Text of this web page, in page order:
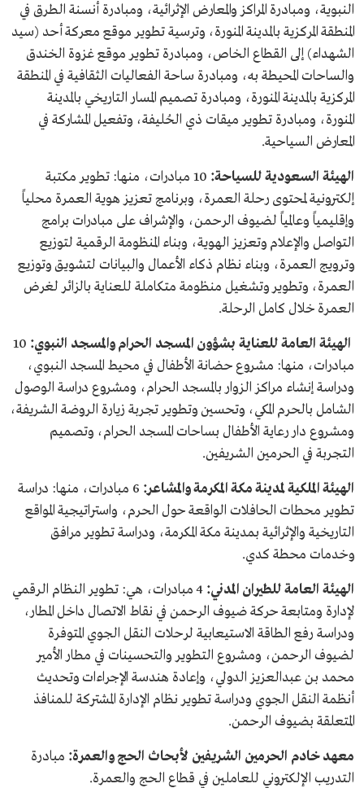
النبوية، ومبادرة المراكز والمعارض الإثرائية، ومبادرة أنسنة الطرق في
المنطقة المركزية بالمدينة المنورة، وترسية تطوير موقع معركة أحد (سيد
الشهداء) إلى القطاع الخاص، ومبادرة تطوير موقع غزوة الخندق
والساحات المحيطة به، ومبادرة ساحة الفعاليات الثقافية في المنطقة
المركزية بالمدينة المنورة، ومبادرة تصميم المسار التاريخي بالمدينة
المنورة، ومبادرة تطوير ميقات ذي الحُليفة، وتفعيل المشاركة في
المعارض السياحية.
الهيئة السعودية للسياحة:
10 مبادرات، منها: تطوير مكتبة
إلكترونية لمحتوى رحلة العمرة، وبرنامج تعزيز هوية العمرة محلياً
وإقليمياً وعالمياً لضيوف الرحمن، والإشراف على مبادرات برامج
التواصل والإعلام وتعزيز الهوية، وبناء المنظومة الرقمية لتوزيع
وترويج العمرة، وبناء نظام ذكاء الأعمال والبيانات لتشويق وتوزيع
العمرة، وتطوير وتشغيل منظومة متكاملة للعناية بالزائر لغرض
العمرة خلال كامل الرحلة.
الهيئة العامة للعناية بشؤون المسجد الحرام والمسجد النبوي: 10
مبادرات، منها: مشروع حضانة الأطفال في محيط المسجد النبوي،
ودراسة إنشاء مراكز الزوار بالمسجد الحرام، ومشروع دراسة الوصول
الشامل بالحرم المكي، وتحسين وتطوير تجربة زيارة الروضة الشريفة،
ومشروع دار رعاية الأطفال بساحات المسجد الحرام، وتصميم
التجربة في الحرمين الشريفين.
الهيئة الملكية لمدينة مكة المكرمة والمشاعر:
6 مبادرات، منها: دراسة
تطوير محطات الحافلات الواقعة حول الحرم، واستراتيجية المواقع
التاريخية والإثرائية بمدينة مكة المكرمة، ودراسة تطوير مرافق
وخدمات محطة كدي.
الهيئة العامة للطيران المدني:
4 مبادرات، هي: تطوير النظام الرقمي
لإدارة ومتابعة حركة ضيوف الرحمن في نقاط الاتصال داخل المطار،
ودراسة رفع الطاقة الاستيعابية لرحلات النقل الجوي المتوفرة
لضيوف الرحمن، ومشروع التطوير والتحسينات في مطار الأمير
محمد بن عبدالعزيز الدولي، وإعادة هندسة الإجراءات وتحديث
أنظمة النقل الجوي ودراسة تطوير نظام الإدارة المشتركة للمنافذ
المتعلقة بضيوف الرحمن.
معهد خادم الحرمين الشريفين لأبحاث الحج والعمرة: مبادرة
التدريب الإلكتروني للعاملين في قطاع الحج والعمرة.